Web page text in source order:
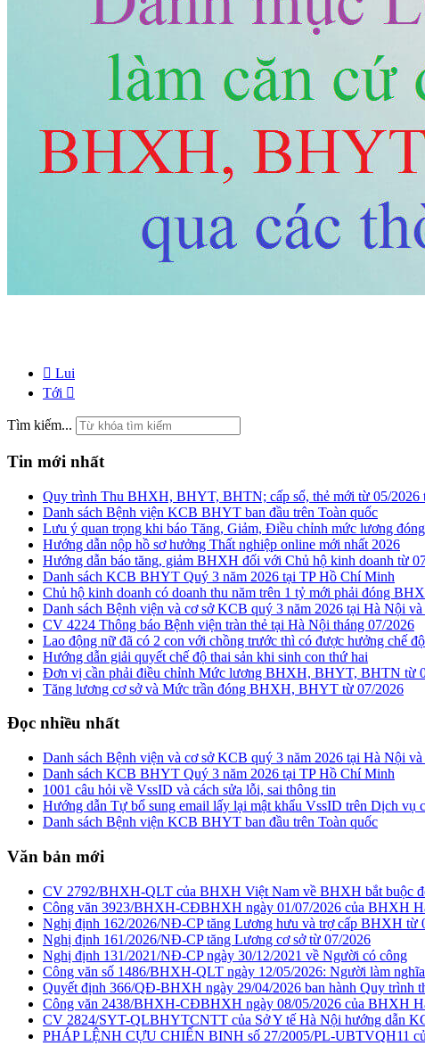
Lui
Tới
Tìm kiếm...
Tin mới nhất
Quy trình Thu BHXH, BHYT, BHTN; cấp sổ, thẻ mới từ 05/
Danh sách Bệnh viện KCB BHYT ban đầu trên Toàn quốc
Lưu ý quan trọng khi báo Tăng, Giảm, Điều chỉnh mức lương
Hướng dẫn nộp hồ sơ hưởng Thất nghiệp online mới nhất 2026
Hướng dẫn báo tăng, giảm BHXH đối với Chủ hộ kinh doanh từ
Danh sách KCB BHYT Quý 3 năm 2026 tại TP Hồ Chí Minh
Chủ hộ kinh doanh có doanh thu năm trên 1 tỷ mới phải đóng
Danh sách Bệnh viện và cơ sở KCB quý 3 năm 2026 tại Hà Nội
CV 4224 Thông báo Bệnh viện tràn thẻ tại Hà Nội tháng 07/2026
Lao động nữ đã có 2 con với chồng trước thì có được hưởng chế
Hướng dẫn giải quyết chế độ thai sản khi sinh con thứ hai
Đơn vị cần phải điều chỉnh Mức lương BHXH, BHYT, BHTN từ
Tăng lương cơ sở và Mức trần đóng BHXH, BHYT từ 07/2026
Đọc nhiều nhất
Danh sách Bệnh viện và cơ sở KCB quý 3 năm 2026 tại Hà Nội
Danh sách KCB BHYT Quý 3 năm 2026 tại TP Hồ Chí Minh
1001 câu hỏi về VssID và cách sửa lỗi, sai thông tin
Hướng dẫn Tự bổ sung email lấy lại mật khẩu VssID trên Dịch vụ
Danh sách Bệnh viện KCB BHYT ban đầu trên Toàn quốc
Văn bản mới
CV 2792/BHXH-QLT của BHXH Việt Nam về BHXH bắt buộc
Công văn 3923/BHXH-CĐBHXH ngày 01/07/2026 của BHXH
Nghị định 162/2026/NĐ-CP tăng Lương hưu và trợ cấp BHXH từ
Nghị định 161/2026/NĐ-CP tăng Lương cơ sở từ 07/2026
Nghị định 131/2021/NĐ-CP ngày 30/12/2021 về Người có công
Công văn số 1486/BHXH-QLT ngày 12/05/2026: Người làm
Quyết định 366/QĐ-BHXH ngày 29/04/2026 ban hành Quy trình
Công văn 2438/BHXH-CĐBHXH ngày 08/05/2026 của BHXH
CV 2824/SYT-QLBHYTCNTT của Sở Y tế Hà Nội hướng dẫn
PHÁP LỆNH CỰU CHIẾN BINH số 27/2005/PL-UBTVQH11